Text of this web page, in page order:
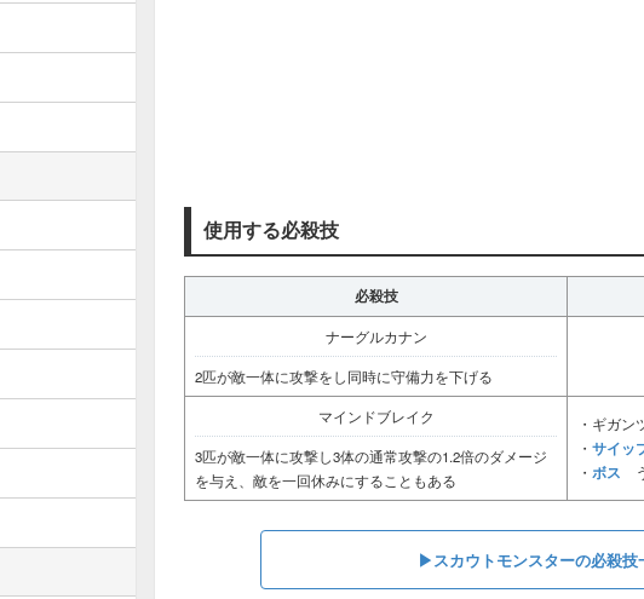
使用する必殺技
必殺技
ナーグルカナン
2匹が敵一体に攻撃をし同時に守備力を下げる
マインドブレイク
3匹が敵一体に攻撃し3体の通常攻撃の1.2倍のダメージ
を与え、敵を一回休みにすることもある
・ギガン
・ サイッ
・ ボス
▶スカウトモンスターの必殺技